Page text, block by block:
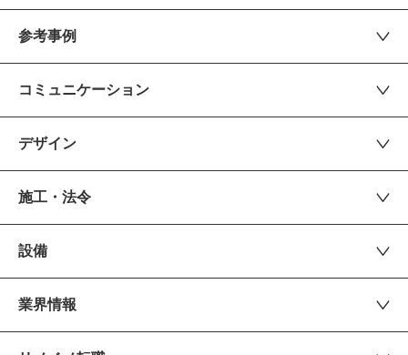
参考事例
コミュニケーション
デザイン
施工・法令
設備
業界情報